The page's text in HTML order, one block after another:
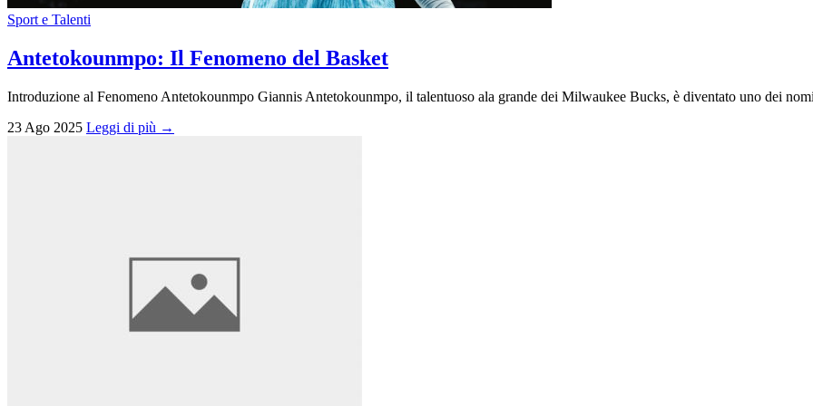
Sport e Talenti
Antetokounmpo: Il Fenomeno del Basket
Introduzione al Fenomeno Antetokounmpo Giannis Antetokounmpo, il talentuoso ala grande dei Milwaukee Bucks, è diventato uno dei
23 Ago 2025 Leggi di più →